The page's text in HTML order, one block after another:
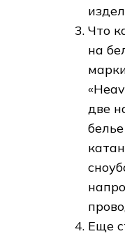
Что
на
две
Еще